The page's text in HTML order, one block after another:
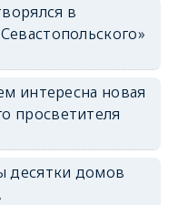
в
интересна новая
просветителя
десятки домов